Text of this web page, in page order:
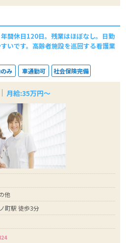
年間休日120日。残業はほぼなし。日勤
いです。高齢者施設を巡回する看護業
み 車通勤可 社会保険完備
月給:35万円～
他
町駅 徒歩3分